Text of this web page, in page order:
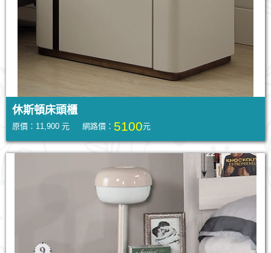
休斯頓床頭櫃
原價：11,900 元 網路價： 5100元